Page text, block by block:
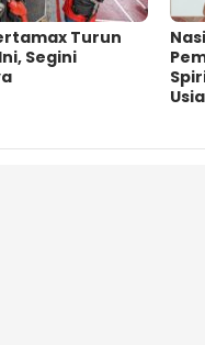
Turun
Segini